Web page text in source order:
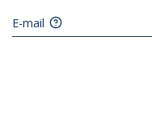
E-mail